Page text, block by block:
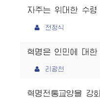
자주는 위대한 수령
전정식
혁명은 인민에 대
리광천
혁명전통교양을 강